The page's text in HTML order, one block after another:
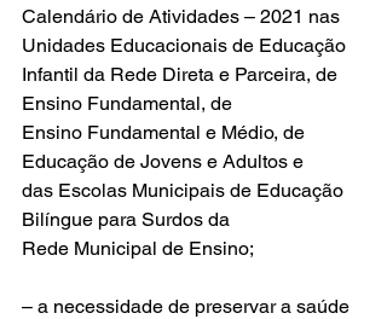
Calendário de Atividades – 2021 nas
Unidades Educacionais de Educação
Infantil da Rede Direta e Parceira, de
Ensino Fundamental, de
Ensino Fundamental e Médio, de
Educação de Jovens e Adultos e
das Escolas Municipais de Educação
Bilíngue para Surdos da
Rede Municipal de Ensino;
– a necessidade de preservar a saúde